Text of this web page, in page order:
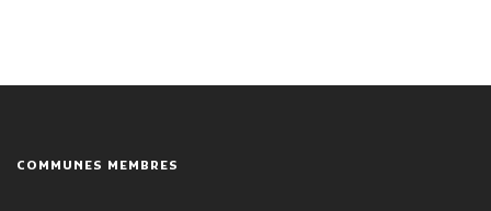
COMMUNES MEMBRES